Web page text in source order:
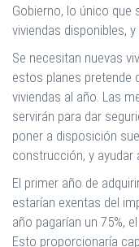
Gobierno, lo único
viviendas disponibles,
Se necesitan nuevas
estos planes pretende
viviendas al año. Las
servirán para dar
poner a disposición
construcción, y ayudar
El primer año de
estarían exentas del
año pagarían un 75%,
Esto proporcionaría